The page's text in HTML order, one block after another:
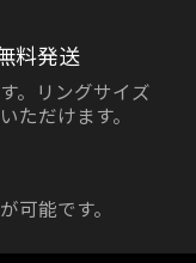
料発送
。リングサイズ
ただけます。
可能です。